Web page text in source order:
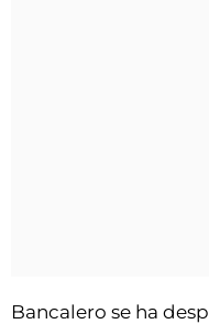
Bancalero se ha